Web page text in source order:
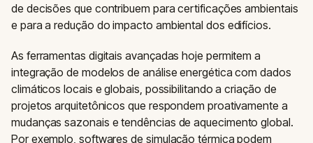
de decisões que contribuem para certificações ambientais
e para a redução do impacto ambiental dos edifícios.
As ferramentas digitais avançadas hoje permitem a
integração de modelos de análise energética com dados
climáticos locais e globais, possibilitando a criação de
projetos arquitetônicos que respondem proativamente a
mudanças sazonais e tendências de aquecimento global.
Por exemplo, softwares de simulação térmica podem